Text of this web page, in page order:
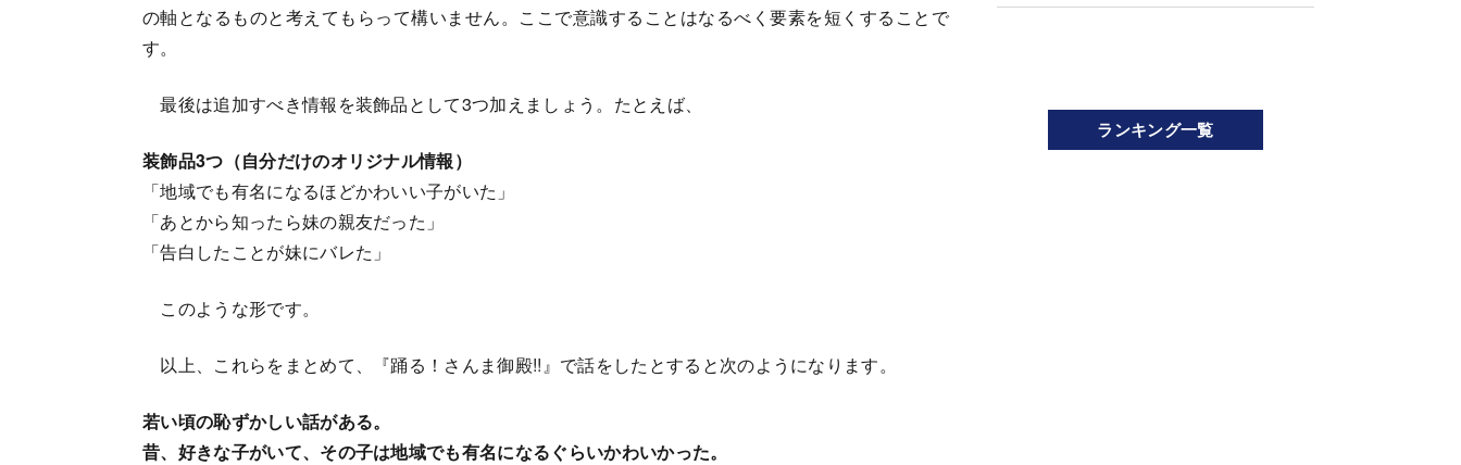
の軸となるものと考えてもらって構いません。ここで意識することはなるべく要素を短くすることで
す。
最後は追加すべき情報を装飾品として3つ加えましょう。たとえば、
装飾品3つ（自分だけのオリジナル情報）
「地域でも有名になるほどかわいい子がいた」
「あとから知ったら妹の親友だった」
「告白したことが妹にバレた」
このような形です。
以上、これらをまとめて、『踊る！さんま御殿!!』で話をしたとすると次のようになります。
若い頃の恥ずかしい話がある。
昔、好きな子がいて、その子は地域でも有名になるぐらいかわいかった。
ランキング一覧